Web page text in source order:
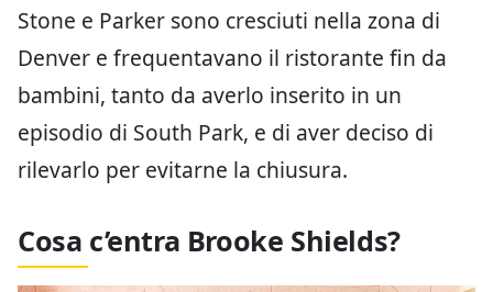
Stone e Parker sono cresciuti nella zona di
Denver e frequentavano il ristorante fin da
bambini, tanto da averlo inserito in un
episodio di South Park, e di aver deciso di
rilevarlo per evitarne la chiusura.
Cosa c’entra Brooke Shields?